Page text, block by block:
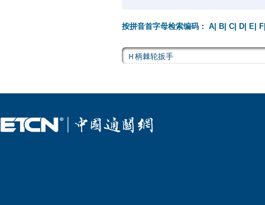
按拼音首字母检索编码： A B C D E F